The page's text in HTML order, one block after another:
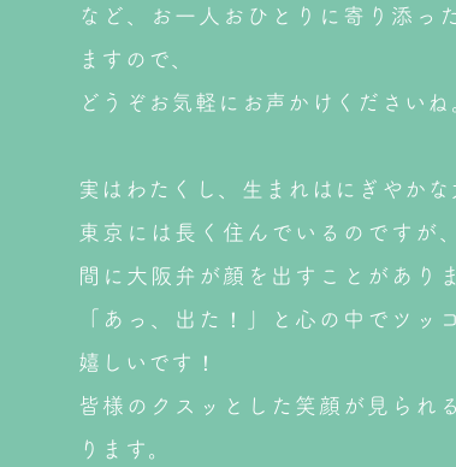
など、お一人おひとりに寄り添っ
ますので、
どうぞお気軽にお声かけくださいね
実はわたくし、生まれはにぎやかな
東京には長く住んでいるのですが
間に大阪弁が顔を出すことがあり
「あっ、出た！」と心の中でツッ
嬉しいです！
皆様のクスッとした笑顔が見られ
ります。